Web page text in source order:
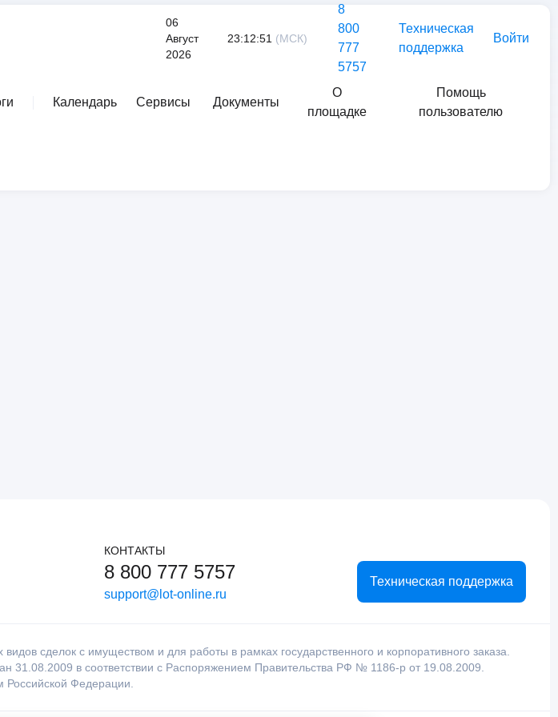
06
Август
2026
23:12:51 (МСК)
8
800
777
5757
Техническая
поддержка
Войти
Календарь Сервисы Документы
О
площадке
Помощь
пользователю
КОНТАКТЫ
8 800 777 5757
support@lot-online.ru
Техническая поддержка
сделок с имуществом и для работы в рамках государственного и корпоративного заказа.
в соответствии с Распоряжением Правительства РФ № 1186-р от 19.08.2009.
Федерации.